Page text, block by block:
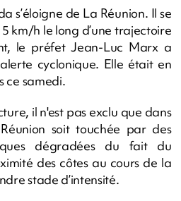
s’éloigne de La Réunion. Il se
km/h le long d’une trajectoire
le préfet Jean-Luc Marx a
cyclonique. Elle était en
ce samedi.
il n'est pas exclu que dans
soit touchée par des
dégradées du fait du
des côtes au cours de la
stade d’intensité.